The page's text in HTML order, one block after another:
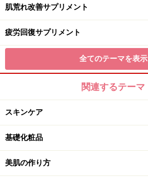
肌荒れ改善サプリメント
疲労回復サプリメント
全てのテーマを表示
関連するテーマ
スキンケア
基礎化粧品
美肌の作り方